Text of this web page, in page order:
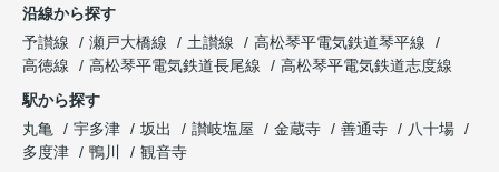
沿線から探す
予讃線
瀬戸大橋線 土讃線
高松琴平電気鉄道琴平線
高徳線
高松琴平電気鉄道長尾線
高松琴平電気鉄道志度線
駅から探す
丸亀
宇多津 坂出 讃岐塩屋 金蔵寺 善通寺
八十場
多度津
鴨川 観音寺